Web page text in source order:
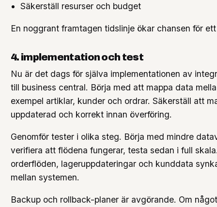
Säkerställ resurser och budget
En noggrant framtagen tidslinje ökar chansen för
4. implementation och test
Nu är det dags för själva implementationen av
till business central. Börja med att mappa data
exempel artiklar, kunder och ordrar. Säkerställ att
uppdaterad och korrekt innan överföring.
Genomför tester i olika steg. Börja med mindre
verifiera att flödena fungerar, testa sedan i full
orderflöden, lageruppdateringar och kunddata
mellan systemen.
Backup och rollback-planer är avgörande. Om